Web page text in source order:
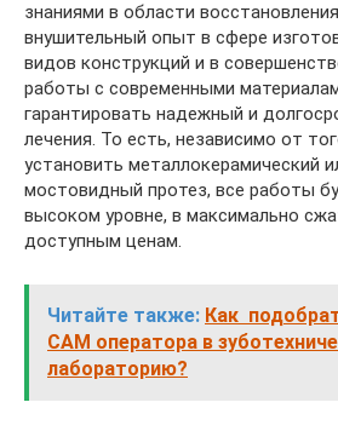
знаниями в области
внушительный опыт в сфере
видов конструкций и в
работы с современными
гарантировать надежный и
лечения. То есть, независимо от
установить металлокерамический
мостовидный протез, все работы
высоком уровне, в максимально
доступным ценам.
Читайте также: Как
CAM оператора в
лабораторию?